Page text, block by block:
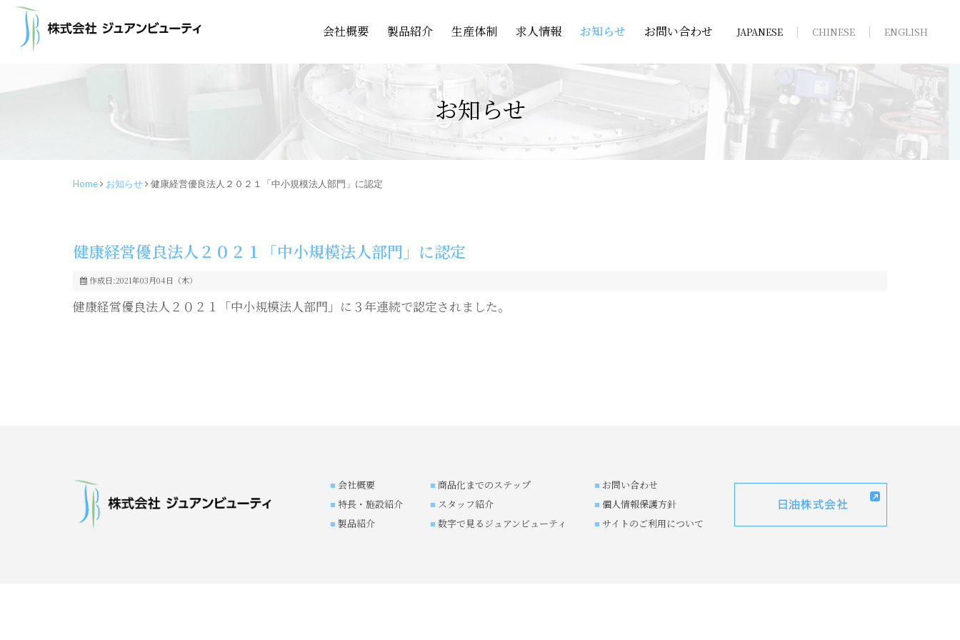
JAPANESE CHINESE ENGLISH
会社概要 製品紹介 生産体制 求人情報 お知らせ お問い合わせ
お知らせ
Home お知らせ 健康経営優良法人２０２１「中小規模法人部門」に認定
健康経営優良法人２０２１「中小規模法人部門」に認定
作成日:2021年03月04日（木）
健康経営優良法人２０２１「中小規模法人部門」に３年連続で認定されました。
会社概要
特長・施設紹介
製品紹介
商品化までのステップ
スタッフ紹介
数字で見るジュアンビューティ
お問い合わせ
個人情報保護方針
サイトのご利用について